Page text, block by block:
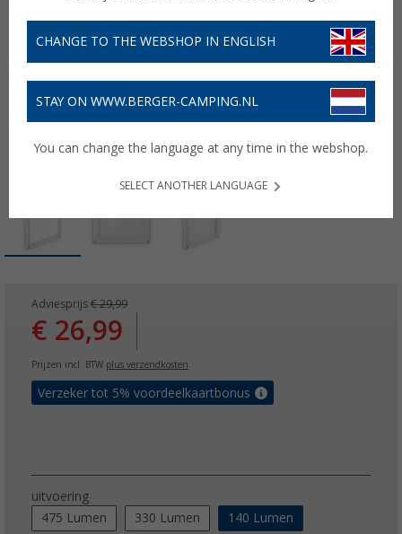
Adviesprijs € 29,99
€ 26,99
Prijzen incl. BTW plus verzendkosten
Verzeker tot 5% voordeelkaartbonus
uitvoering
475 Lumen
330 Lumen 140 Lumen
CHANGE TO THE WEBSHOP IN ENGLISH
STAY ON WWW.BERGER-CAMPING.NL
You can change the language at any time in the webshop.
SELECT ANOTHER LANGUAGE